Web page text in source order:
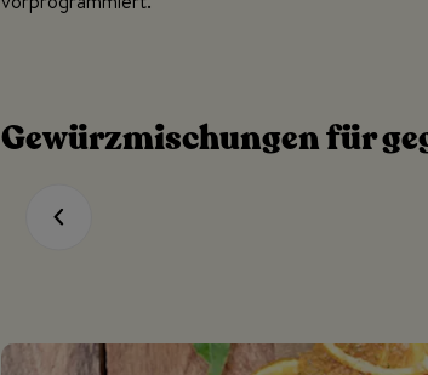
Gewürzmischungen für